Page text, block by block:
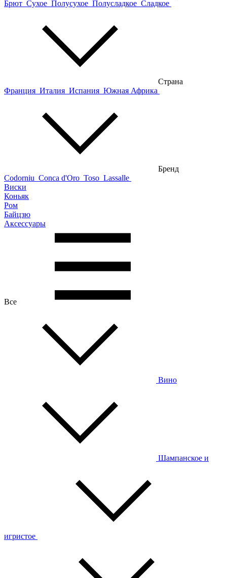
Брют Сухое Полусухое Полусладкое Сладкое
Страна
Франция Италия Испания Южная Африка
Бренд
Codorniu Conca d'Oro Toso Lassalle
Виски
Коньяк
Ром
Байцзю
Аксессуары
Все
Вино
Шампанское и
игристое